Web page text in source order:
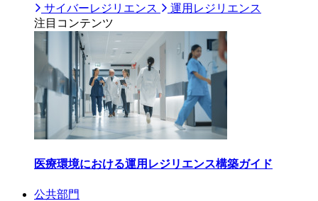
サイバーレジリエンス
運用レジリエンス
注目コンテンツ
医療環境における運用レジリエンス構築ガイド
公共部門